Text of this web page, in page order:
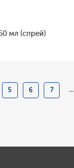
мл (спрей)
5 6 7 ...